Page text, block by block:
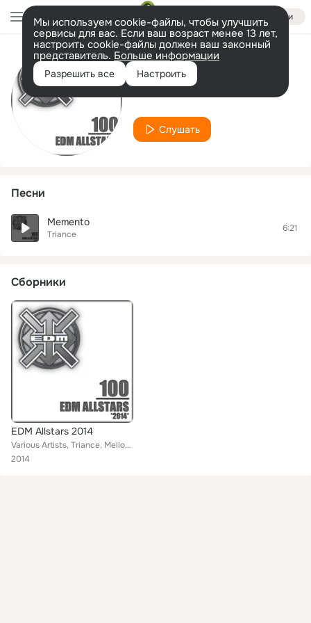
Войти
Мы используем cookie-файлы, чтобы улучшить
сервисы для вас. Если ваш возраст менее 13 лет,
настроить cookie-файлы должен ваш законный
представитель. Больше информации
Разрешить все Настроить
Исполнитель
Triance
Слушать
Песни
Memento
Triance
6:21
Сборники
EDM Allstars 2014
Various Artists, Triance, Mellow Trax, Sunics, DITO, Mikrotek, Andrew Bennett
2014